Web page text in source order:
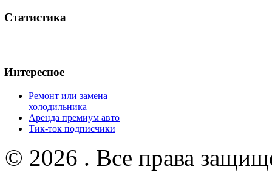
Статистика
Интересное
Ремонт или замена
холодильника
Аренда премиум авто
Тик-ток подписчики
© 2026 . Все права